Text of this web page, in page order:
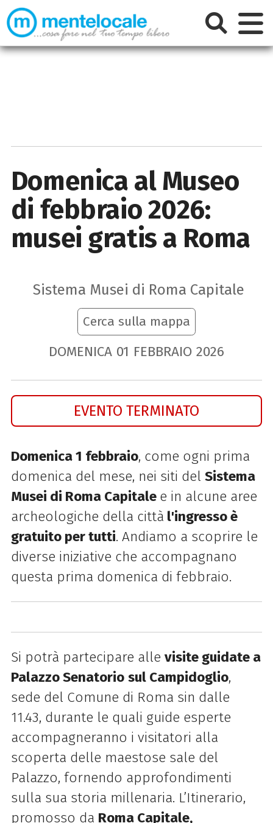
Domenica al Museo
di febbraio 2026:
musei gratis a Roma
Sistema Musei di Roma Capitale
Cerca sulla mappa
DOMENICA 01 FEBBRAIO 2026
EVENTO TERMINATO
Domenica 1 febbraio, come ogni prima
domenica del mese, nei siti del Sistema
Musei di RomaCapitale e in alcune aree
archeologiche della città l'ingresso è
gratuito per tutti. Andiamo a scoprire le
diverse iniziative che accompagnano
questa prima domenica di febbraio.
Si potrà partecipare alle visite guidate a
Palazzo Senatorio sul Campidoglio,
sede del Comune di Roma sin dalle
11.43, durante le quali guide esperte
accompagneranno i visitatori alla
scoperta delle maestose sale del
Palazzo, fornendo approfondimenti
sulla sua storia millenaria. L’Itinerario,
promosso da RomaCapitale,